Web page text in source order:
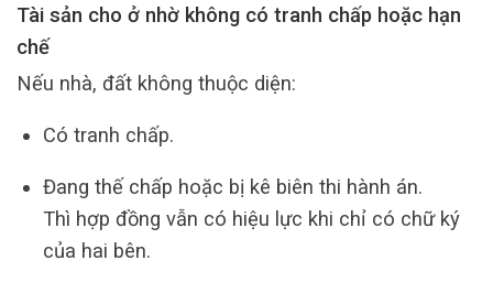
Tài sản cho ở nhờ không có tranh chấp hoặc hạn
chế
Nếu nhà, đất không thuộc diện:
Có tranh chấp.
Đang thế chấp hoặc bị kê biên thi hành án.
Thì hợp đồng vẫn có hiệu lực khi chỉ có chữ ký
của hai bên.